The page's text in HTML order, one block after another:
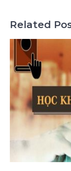
Related